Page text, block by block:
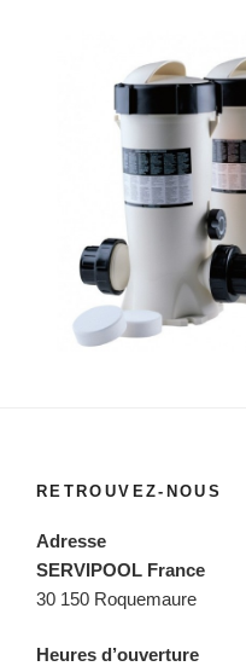
RETROUVEZ-NOUS
Adresse
SERVIPOOL France
30 150 Roquemaure
Heures d’ouverture